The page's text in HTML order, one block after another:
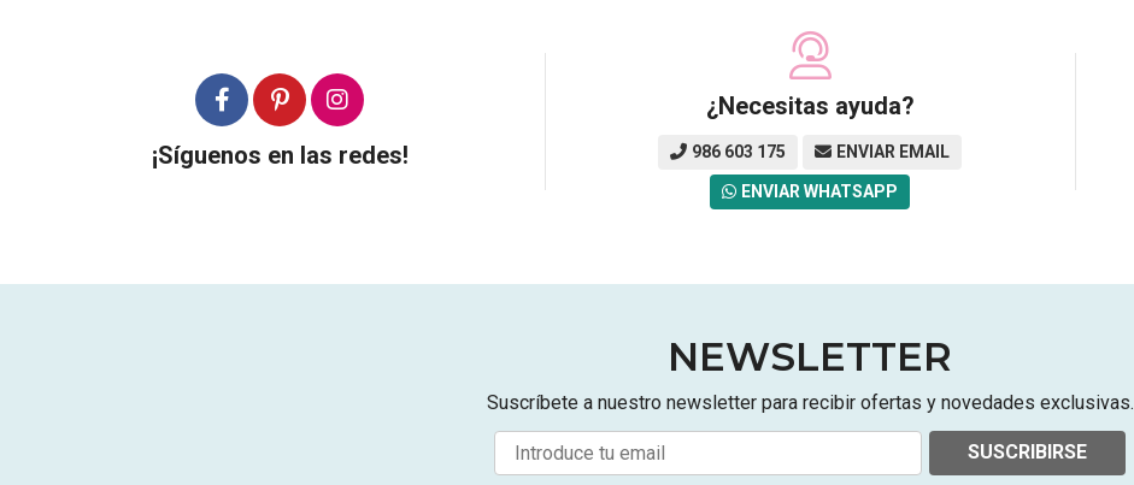
¡Síguenos en las redes!
¿Necesitas ayuda?
986 603 175 ENVIAR EMAIL
ENVIAR WHATSAPP
NEWSLETTER
Suscríbete a nuestro newsletter para recibir ofertas y novedades exclusivas.
SUSCRIBIRSE